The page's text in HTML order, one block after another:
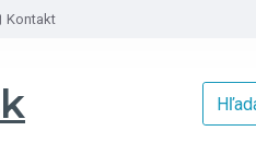
Kontakt